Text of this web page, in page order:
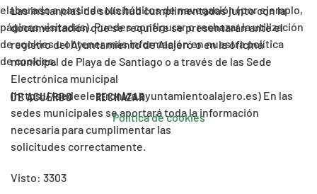
Las instancias de solicitud cumplimentadas junto con la
documentación que se requiere se presentarán ante el
registro del Ayuntamiento de Alajeró o en la oficina
municipal de Playa de Santiago o a través de las Sede
Electrónica municipal
(https://sedeelectronica.ayuntamientoalajero.es) En las
sedes municipales se aportará toda la información
necesaria para cumplimentar las
solicitudes correctamente.
Visto: 3303
elaborado a partir de tus hábitos de navegación (por ejemplo,
páginas visitadas). Puedes configurar o rechazar la utilización
de cookies u obtener más información en nuestra política
de cookies.
DE ACUERDO RECHAZAR
Política de cookies